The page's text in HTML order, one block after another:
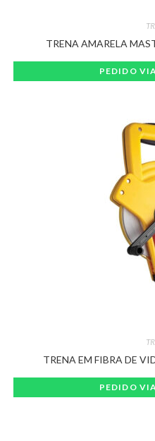
TRENA AMARELA
PEDIDO
TRENA EM FIBRA DE
PEDIDO